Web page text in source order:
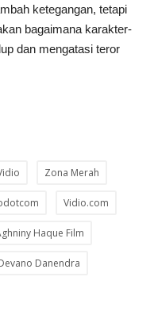
ketegangan, tetapi
bagaimana karakter-
dan mengatasi teror
Zona Merah
Vidio.com
Haque Film
Danendra